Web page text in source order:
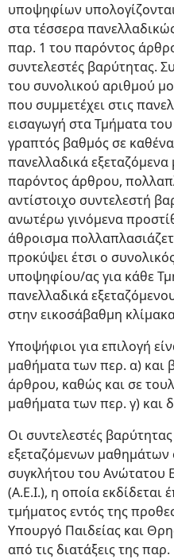
υποψηφίων
στα τέσσερα
παρ. 1 του παρόντος
συντελεστές βαρύτητας.
του συνολικού αριθμού
που συμμετέχει στις
εισαγωγή στα Τμήματα
γραπτός βαθμός σε
πανελλαδικά
παρόντος άρθρου,
αντίστοιχο συντελεστή
ανωτέρω γινόμενα
άθροισμα
προκύψει έτσι ο
υποψηφίου/ας για κάθε
πανελλαδικά
στην εικοσάβαθμη
Υποψήφιοι για επιλογή
μαθήματα των περ. α) και
άρθρου, καθώς και σε
μαθήματα των περ. γ) και
Οι συντελεστές
εξεταζόμενων μαθημάτων
συγκλήτου του Ανώτατου
(Α.Ε.Ι.), η οποία
τμήματος εντός της
Υπουργό Παιδείας και
από τις διατάξεις της